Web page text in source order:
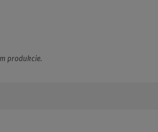
produkcie.